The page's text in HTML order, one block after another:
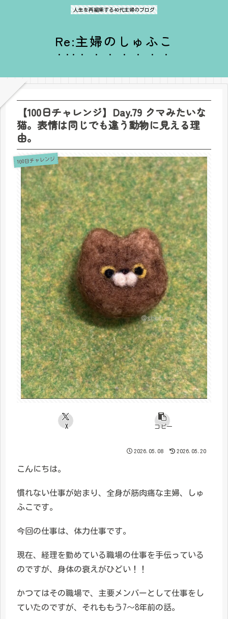
人生を再編集する40代主婦のブログ
Re:主婦のしゅふこ
【100日チャレンジ】Day.79 クマみたいな
猫。表情は同じでも違う動物に見える理
由。
100日チャレンジ
X コピー
2026.05.08 2026.05.20
こんにちは。
慣れない仕事が始まり、全身が筋肉痛な主婦、しゅ
ふこです。
今回の仕事は、体力仕事です。
現在、経理を勤めている職場の仕事を手伝っている
のですが、身体の衰えがひどい！！
かつてはその職場で、主要メンバーとして仕事をし
ていたのですが、それももう7〜8年前の話。